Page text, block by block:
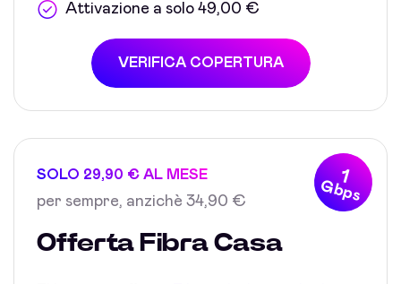
Attivazione a solo 49,00 €
VERIFICA COPERTURA
1
Gbps
SOLO 29,90 € AL MESE
per sempre, anzichè 34,90 €
Offerta Fibra Casa